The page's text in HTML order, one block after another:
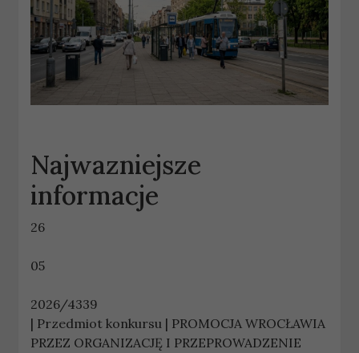
Najwazniejsze
informacje
26
05
2026/4339
| Przedmiot konkursu | PROMOCJA WROCŁAWIA
PRZEZ ORGANIZACJĘ I PRZEPROWADZENIE